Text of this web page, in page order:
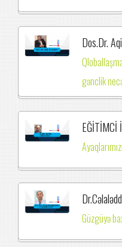
Dos.Dr.
gənclik
EĞİTİMCİ
Güzgüyə